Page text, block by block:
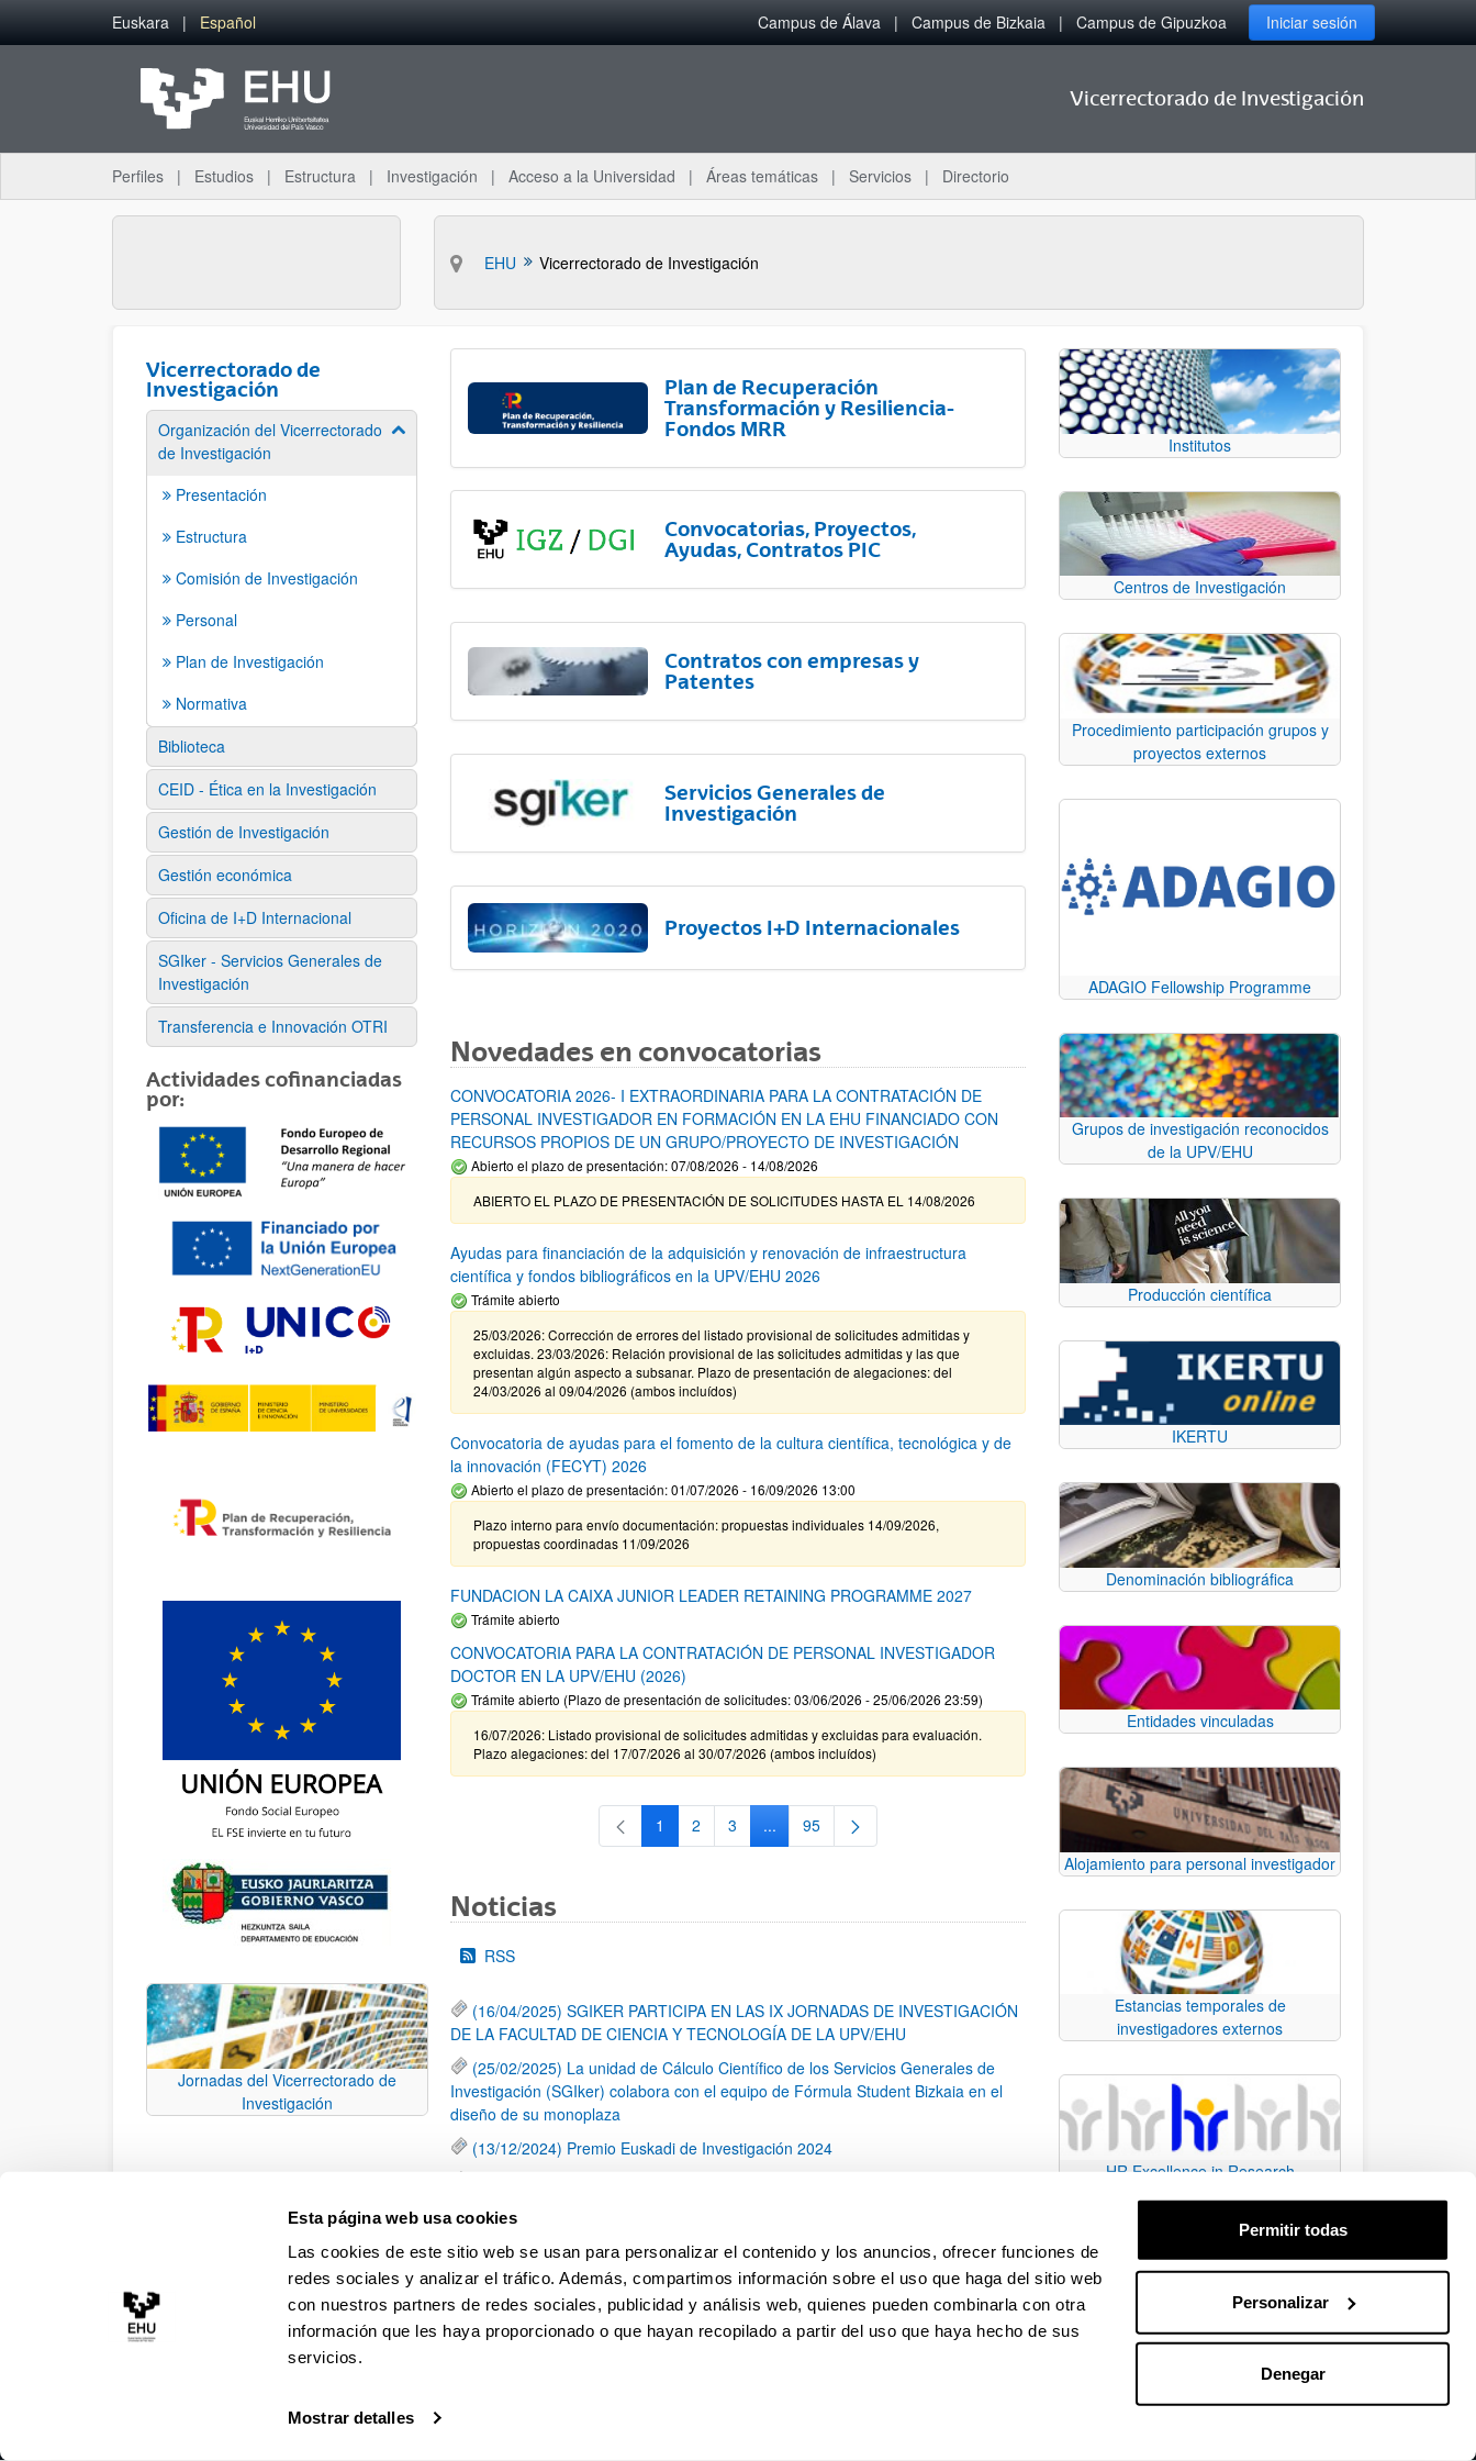
Esta página web usa cookies
Las cookies de este sitio web se usan para personalizar el contenido y los anuncios, ofrecer funciones de
redes sociales y analizar el tráfico. Además, compartimos información sobre el uso que haga del sitio web
con nuestros partners de redes sociales, publicidad y análisis web, quienes pueden combinarla con otra
información que les haya proporcionado o que hayan recopilado a partir del uso que haya hecho de sus
servicios.
Mostrar detalles
Permitir todas
Personalizar
Denegar
Saltar al contenido principal
Euskara Español Campus de Álava Campus de Bizkaia Campus de Gipuzkoa Iniciar sesión
Vicerrectorado de Investigación
Perfiles Estudios Estructura Investigación Acceso a la Universidad Áreas temáticas Servicios Directorio
EHU Vicerrectorado de Investigación
Vicerrectorado de
Investigación
Organización del Vicerrectorado
de Investigación
Mostrar/ocultar subpáginas
Presentación
Estructura
Comisión de Investigación
Personal
Plan de Investigación
Normativa
Biblioteca
CEID - Ética en la Investigación
Gestión de Investigación
Gestión económica
Oficina de I+D Internacional
SGIker - Servicios Generales de
Investigación
Transferencia e Innovación OTRI
Actividades cofinanciadas
por:
Jornadas del Vicerrectorado de
Investigación
Plan de Recuperación
Transformación y Resiliencia-
Fondos MRR
Convocatorias, Proyectos,
Ayudas, Contratos PIC
Contratos con empresas y
Patentes
Servicios Generales de
Investigación
Proyectos I+D Internacionales
Novedades en convocatorias
CONVOCATORIA 2026- I EXTRAORDINARIA PARA LA CONTRATACIÓN DE
PERSONAL INVESTIGADOR EN FORMACIÓN EN LA EHU FINANCIADO CON
RECURSOS PROPIOS DE UN GRUPO/PROYECTO DE INVESTIGACIÓN
Abierto el plazo de presentación: 07/08/2026 - 14/08/2026
ABIERTO EL PLAZO DE PRESENTACIÓN DE SOLICITUDES HASTA EL 14/08/2026
Ayudas para financiación de la adquisición y renovación de infraestructura
científica y fondos bibliográficos en la UPV/EHU 2026
Trámite abierto
25/03/2026: Corrección de errores del listado provisional de solicitudes admitidas y
excluidas. 23/03/2026: Relación provisional de las solicitudes admitidas y las que
presentan algún aspecto a subsanar. Plazo de presentación de alegaciones: del
24/03/2026 al 09/04/2026 (ambos incluídos)
Convocatoria de ayudas para el fomento de la cultura científica, tecnológica y de
la innovación (FECYT) 2026
Abierto el plazo de presentación: 01/07/2026 - 16/09/2026 13:00
Plazo interno para envío documentación: propuestas individuales 14/09/2026,
propuestas coordinadas 11/09/2026
FUNDACION LA CAIXA JUNIOR LEADER RETAINING PROGRAMME 2027
Trámite abierto
CONVOCATORIA PARA LA CONTRATACIÓN DE PERSONAL INVESTIGADOR
DOCTOR EN LA UPV/EHU (2026)
Trámite abierto (Plazo de presentación de solicitudes: 03/06/2026 - 25/06/2026 23:59)
16/07/2026: Listado provisional de solicitudes admitidas y excluidas para evaluación.
Plazo alegaciones: del 17/07/2026 al 30/07/2026 (ambos incluídos)
Página
1 Página
2 Página
3 ...Páginas intermedias Use TAB para desplazarse.
Página
95
Noticias
RSS
(16/04/2025) SGIKER PARTICIPA EN LAS IX JORNADAS DE INVESTIGACIÓN
DE LA FACULTAD DE CIENCIA Y TECNOLOGÍA DE LA UPV/EHU
(25/02/2025) La unidad de Cálculo Científico de los Servicios Generales de
Investigación (SGIker) colabora con el equipo de Fórmula Student Bizkaia en el
diseño de su monoplaza
(13/12/2024) Premio Euskadi de Investigación 2024
equipamientos científico-tecnológicos
Portal de Servicios
Página
1 Página
2 Página
3 ...
Páginas intermedias Use TAB para desplazarse.
Página
79
Institutos
Centros de Investigación
Procedimiento participación grupos y
proyectos externos
ADAGIO Fellowship Programme
Grupos de investigación reconocidos
de la UPV/EHU
Producción científica
IKERTU
Denominación bibliográfica
Entidades vinculadas
Alojamiento para personal investigador
Estancias temporales de
investigadores externos
HR Excellence in Research